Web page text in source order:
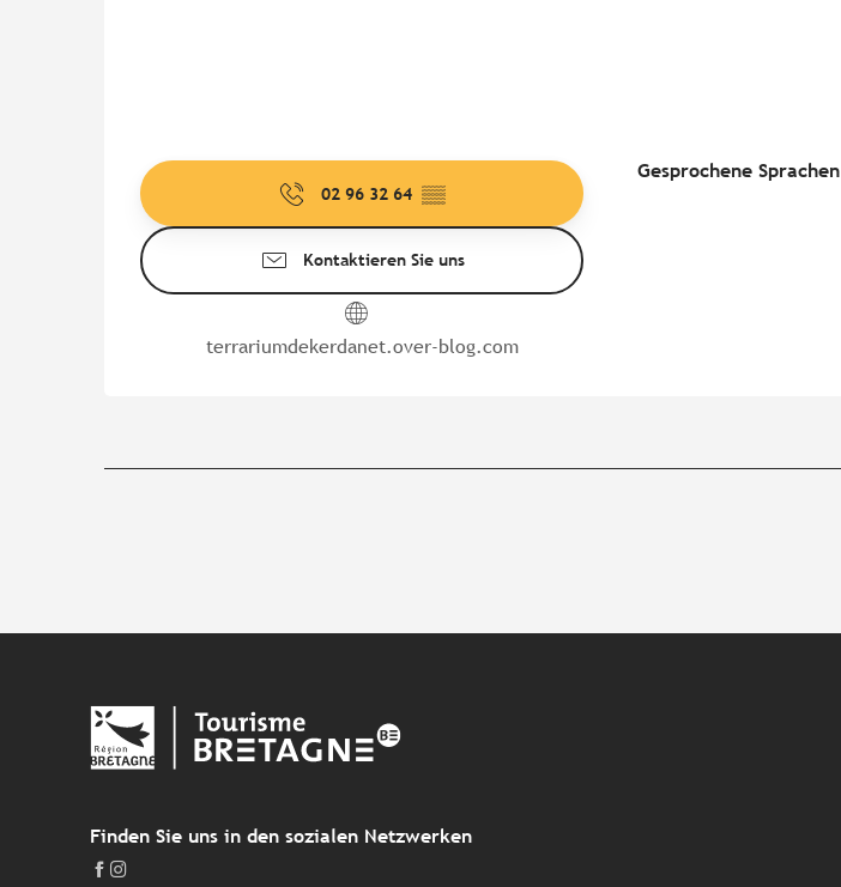
02 96 32 64 ▒▒
Kontaktieren Sie uns
terrariumdekerdanet.over-blog.com
Gesprochene Sprachen
Gesprochene Sprachen
Finden Sie uns in den sozialen Netzwerken